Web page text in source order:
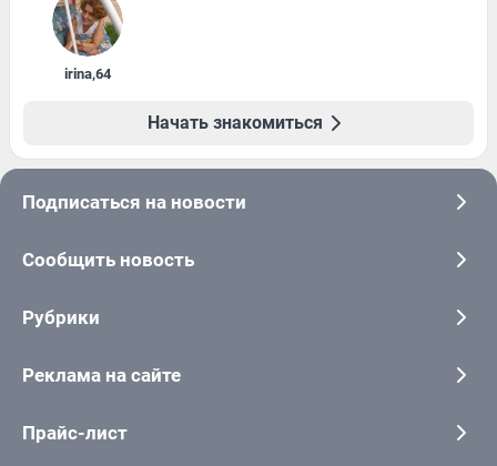
irina,64
Начать знакомиться
Подписаться на новости
Сообщить новость
Рубрики
Реклама на сайте
Прайс-лист